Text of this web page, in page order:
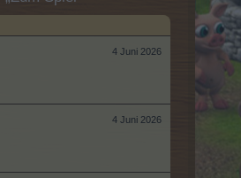
4 Juni 2026
4 Juni 2026